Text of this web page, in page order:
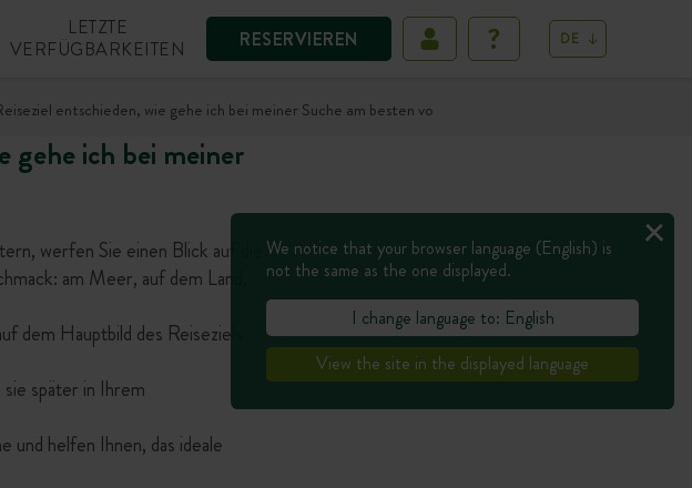
RESERVIEREN
LETZTE
VERFÜGBARKEITEN
DE
entschieden, wie gehe ich bei meiner Suche am besten vor?
gehe ich bei meiner
werfen Sie einen Blick auf die
am Meer, auf dem Land,
dem Hauptbild des Reiseziels
später in Ihrem
helfen Ihnen, das ideale
We notice that your browser language (English) is
not the same as the one displayed.
I change language to: English
View the site in the displayed language